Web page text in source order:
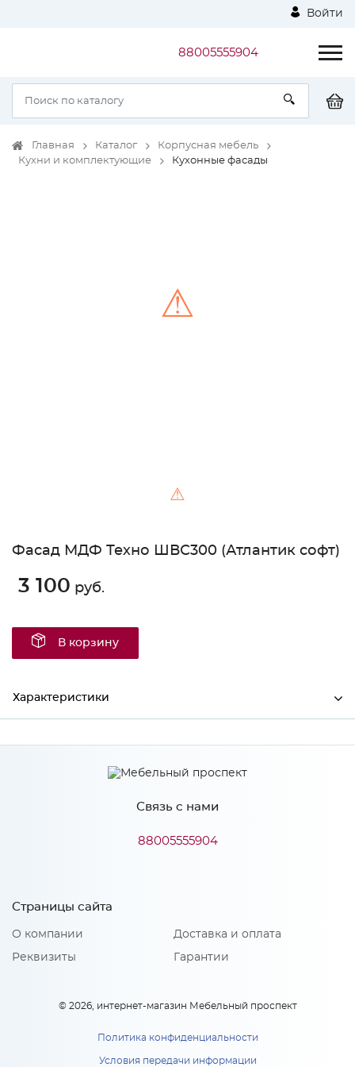
Войти
88005555904
Главная Каталог
Корпусная мебель
Кухни и комплектующие
Кухонные фасады
⚠
⚠
Фасад МДФ Техно ШВС300 (Атлантик софт)
3 100 руб.
В корзину
Характеристики
Производитель МиФ
Количество упаковок: 2
Связь с нами
88005555904
Страницы сайта
О компании
Реквизиты
Доставка и оплата
Гарантии
© 2026, интернет-магазин Мебельный проспект
Политика конфиденциальности
Условия передачи информации